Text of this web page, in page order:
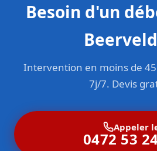
Besoin d'un
Intervention en moins de
7j/7. Devis
Appeler
0472 53